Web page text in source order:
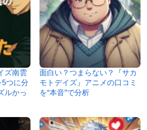
ズ南雲
5つに分
ルかっ
面白い？つまらない？『サカ
モトデイズ』アニメの口コミ
を“本音”で分析